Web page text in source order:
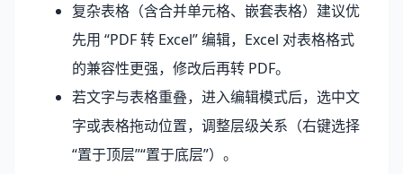
复杂表格（含合并单元格、嵌套表格）建议优
先用 “PDF 转 Excel” 编辑，Excel 对表格格式
的兼容性更强，修改后再转 PDF。
若文字与表格重叠，进入编辑模式后，选中文
字或表格拖动位置，调整层级关系（右键选择
“置于顶层”“置于底层”）。